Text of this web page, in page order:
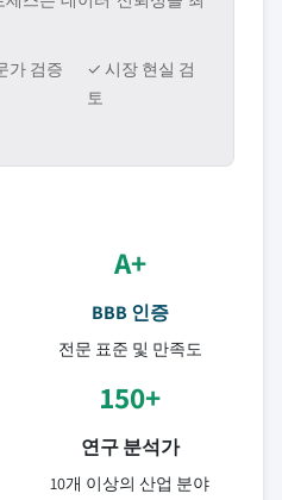
가 검증
✓ 시장 현실 검
토
A+
BBB 인증
전문 표준 및 만족도
150+
연구 분석가
10개 이상의 산업 분야